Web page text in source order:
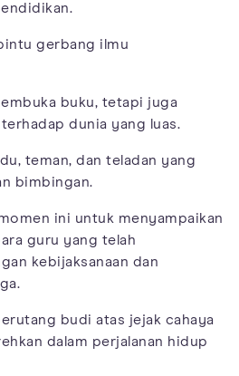
gerbang ilmu
buku, tetapi juga
dunia yang luas.
teman, dan teladan yang
bimbingan.
ini untuk menyampaikan
guru yang telah
kebijaksanaan dan
budi atas jejak cahaya
dalam perjalanan hidup